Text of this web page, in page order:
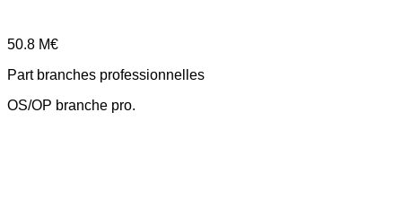
50.8 M€
Part branches professionnelles
OS/OP branche pro.